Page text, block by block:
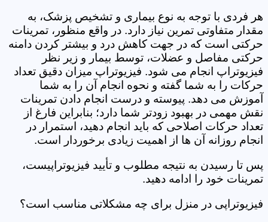
هر فردی با توجه به نوع بیماری و تشخیص پزشک، به
مقدار متفاوتی تمرین نیاز دارد. در واقع منظور، تمرینات
حرکتی است که در جهت کاهش درد و بیشتر کردن دامنه
حرکتی مفاصل و عضلات، توسط بیمار و زیر نظر
فیزیوتراپ انجام می شود. فیزیوتراپ میزان دقیق تعداد
حرکات را به شما گفته و نحوه انجام آن را به شما
آموزش می دهد. پیوسته و درست انجام دادن تمرینات
نقش مهمی در بهبود زودتر شما دارد؛ بنابراین فارغ از
تعداد حرکات اصلاحی که باید انجام دهید، استمرار در
انجام روزانه آن ها از اهمیت زیادی برخوردار است.
پس تا رسیدن به نتیجه مطلوب و تأیید فیزیوتراپیست،
تمرینات خود را ادامه دهید.
فیزیوتراپی در منزل برای چه مشکلاتی مناسب است؟